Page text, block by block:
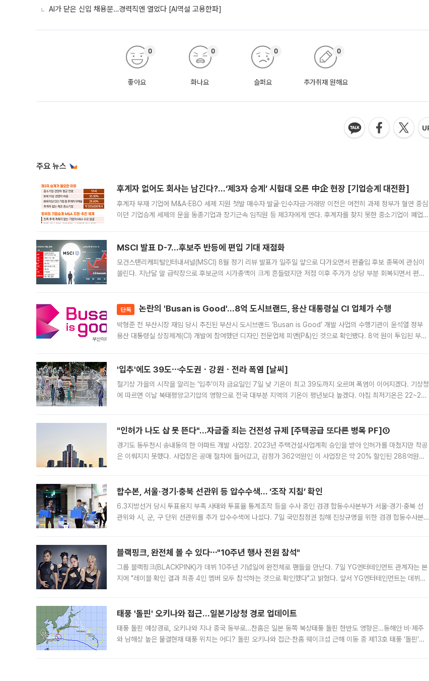
AI가 닫은 신입 채용문…경력직엔 열었다 [AI역설 고용한파]
좋아요
0
화나요
0
슬퍼요
0
추가취재 원해요
0
주요 뉴스
후계자 없어도 회사는 남긴다?…‘제3자 승계’ 시험대 오른 中企 현장 [기업승계 대전환]
후계자 부재 기업에 M&A·EBO 세제 지원 첫발 매수자 발굴·인수자금·거래망 이전은 여전히 과제 정부가 혈연 중심
이던 기업승계 세제의 문을 동종기업과 장기근속 임직원 등 제3자에게 연다. 후계자를 찾지 못한 중소기업이 폐업
MSCI 발표 D-7…후보주 반등에 편입 기대 재점화
모건스탠리캐피털인터내셔널(MSCI) 8월 정기 리뷰 발표가 일주일 앞으로 다가오면서 편출입 후보 종목에 관심이
쏠린다. 지난달 말 급락장으로 후보군의 시가총액이 크게 흔들렸지만 저점 이후 주가가 상당 부분 회복되면서 편입
단독 논란의 'Busan is Good'…8억 도시브랜드, 용산 대통령실 CI 업체가 수행
박형준 전 부산시장 재임 당시 추진된 부산시 도시브랜드 ‘Busan is Good’ 개발 사업의 수행기관이 윤석열 정부
용산 대통령실 상징체계(CI) 개발에 참여했던 디자인 전문업체 피앤(P&)인 것으로 확인됐다. 8억 원이 투입된 부산
'입추'에도 39도⋯수도권ㆍ강원ㆍ전라 폭염 [날씨]
절기상 가을의 시작을 알리는 ‘입추’이자 금요일인 7일 낮 기온이 최고 39도까지 오르며 폭염이 이어지겠다. 기상청
에 따르면 이날 북태평양고기압의 영향으로 전국 대부분 지역의 기온이 평년보다 높겠다. 아침 최저기온은 22~27
"인허가 나도 삽 못 뜬다"…자금줄 죄는 건전성 규제 [주택공급 또다른 병목 PF]①
경기도 동두천시 송내동의 한 아파트 개발 사업장. 2023년 주택건설사업계획 승인을 받아 인허가를 마쳤지만 착공
은 이뤄지지 못했다. 사업장은 공매 절차에 들어갔고, 감정가 362억원인 이 사업장은 약 20% 할인된 288억원에
합수본, 서울·경기·충북 선관위 등 압수수색… ‘조작 지침’ 확인
6.3지방선거 당시 투표용지 부족 사태와 투표율 통계조작 등을 수사 중인 검경 합동수사본부가 서울·경기·충북 선
관위와 시, 군, 구 단위 선관위를 추가 압수수색에 나섰다. 7일 국민참정권 침해 진상규명을 위한 검경 합동수사본
블랙핑크, 완전체 볼 수 있다⋯"10주년 행사 전원 참석"
그룹 블랙핑크(BLACKPINK)가 데뷔 10주년 기념일에 완전체로 팬들을 만난다. 7일 YG엔터테인먼트 관계자는 본
지에 "레이블 확인 결과 최종 4인 멤버 모두 참석하는 것으로 확인했다"고 밝혔다. 앞서 YG엔터테인먼트는 데뷔
태풍 '돌핀' 오키나와 접근…일본기상청 경로 업데이트
태풍 돌핀 예상경로, 오키나와 지나 중국 동부로…찬홈은 일본 동쪽 북상태풍 돌핀 한반도 영향은…동해안 비·제주
와 남해상 높은 물결현재 태풍 위치는 어디? 돌핀 오키나와 접근·찬홈 웨이크섬 근해 이동 중 제13호 태풍 ‘돌핀’이